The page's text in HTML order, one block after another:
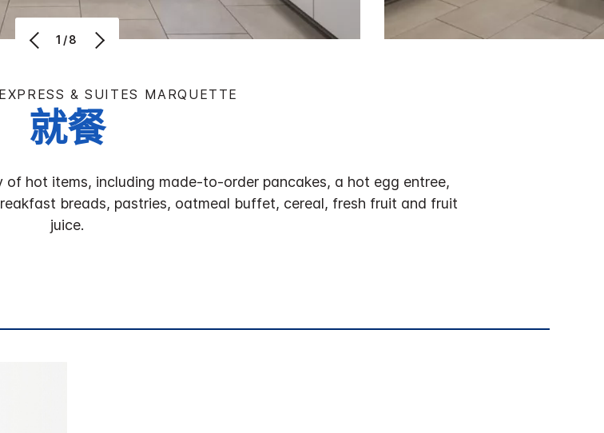
1/8
& SUITES MARQUETTE
就餐
hot items, including made-to-order pancakes, a hot egg entree,
breads, pastries, oatmeal buffet, cereal, fresh fruit and fruit
juice.